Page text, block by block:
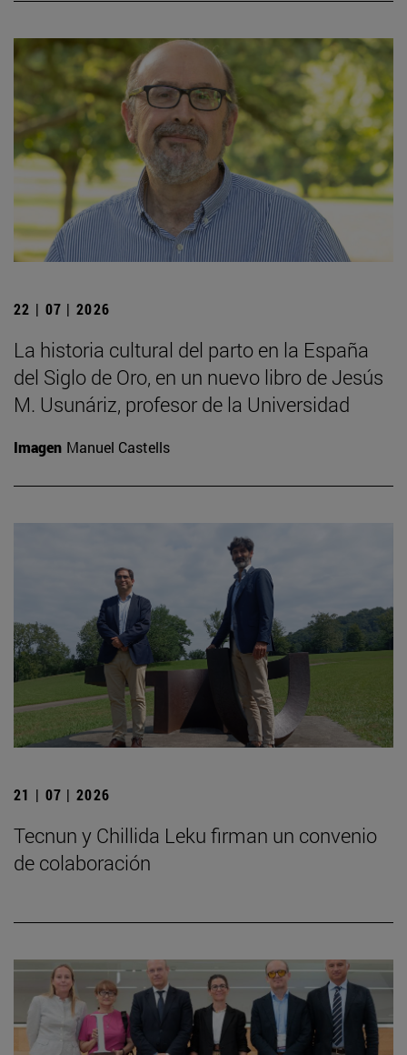
22 | 07 | 2026
La historia cultural del parto en la España
del Siglo de Oro, en un nuevo libro de Jesús
M. Usunáriz, profesor de la Universidad
Imagen Manuel Castells
21 | 07 | 2026
Tecnun y Chillida Leku firman un convenio
de colaboración